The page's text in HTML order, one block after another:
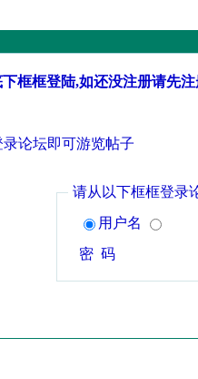
框框登陆,如还没注册请先
论坛即可游览帖子
请从以下框框登录
用户名
密 码